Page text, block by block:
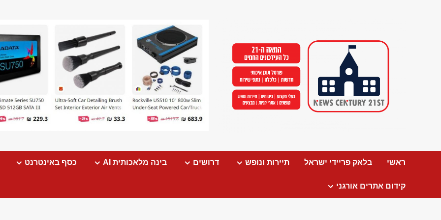
ראשי בלאק פריידי ישראל תיירות ונופש דרושים בינה מלאכותית AI כסף באינטרנט
קידום אתרים אורגני